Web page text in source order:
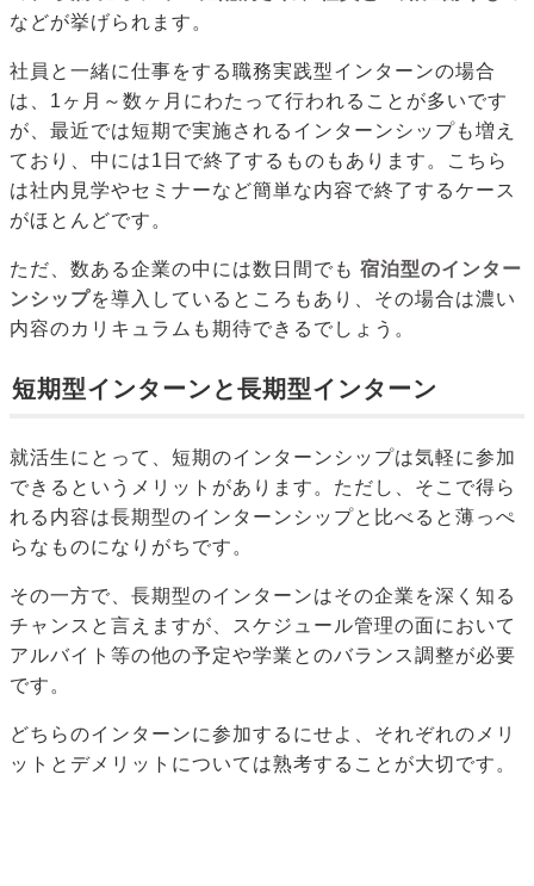
などが挙げられます。
社員と一緒に仕事をする職務実践型インターンの場合
は、1ヶ月～数ヶ月にわたって行われることが多いです
が、最近では短期で実施されるインターンシップも増え
ており、中には1日で終了するものもあります。こちら
は社内見学やセミナーなど簡単な内容で終了するケース
がほとんどです。
ただ、数ある企業の中には数日間でも 宿泊型のインター
ンシップを導入しているところもあり、その場合は濃い
内容のカリキュラムも期待できるでしょう。
短期型インターンと長期型インターン
就活生にとって、短期のインターンシップは気軽に参加
できるというメリットがあります。ただし、そこで得ら
れる内容は長期型のインターンシップと比べると薄っぺ
らなものになりがちです。
その一方で、長期型のインターンはその企業を深く知る
チャンスと言えますが、スケジュール管理の面において
アルバイト等の他の予定や学業とのバランス調整が必要
です。
どちらのインターンに参加するにせよ、それぞれのメリ
ットとデメリットについては熟考することが大切です。